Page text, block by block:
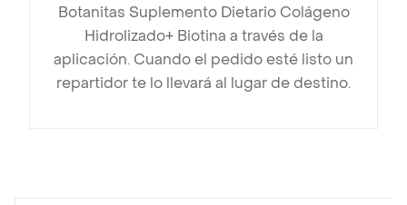
Botanitas Suplemento Dietario Colágeno
Hidrolizado+ Biotina a través de la
aplicación. Cuando el pedido esté listo un
repartidor te lo llevará al lugar de destino.